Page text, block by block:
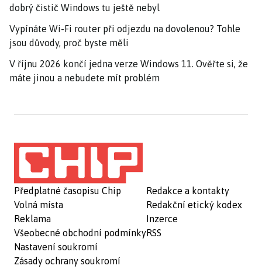
dobrý čistič Windows tu ještě nebyl
Vypínáte Wi-Fi router při odjezdu na dovolenou? Tohle
jsou důvody, proč byste měli
V říjnu 2026 končí jedna verze Windows 11. Ověřte si, že
máte jinou a nebudete mít problém
Předplatné časopisu Chip
Volná místa
Reklama
Všeobecné obchodní podmínky
Nastavení soukromí
Zásady ochrany soukromí
Redakce a kontakty
Redakční etický kodex
Inzerce
RSS